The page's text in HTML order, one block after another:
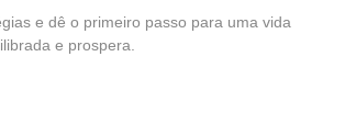
e dê o primeiro passo para uma vida
e prospera.